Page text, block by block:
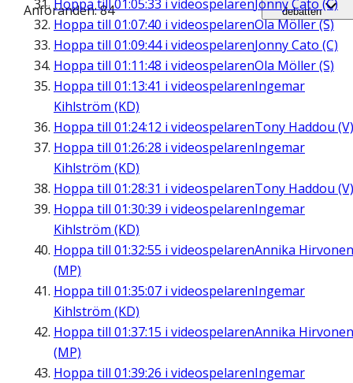
Hoppa till01:05:33 i videospelarenJonny Cato (C)
Hoppa till 01:07:40 i videospelarenOla Möller (S)
Hoppa till 01:09:44i videospelarenJonny Cato (C)
Hoppa till 01:11:48 i videospelarenOla Möller (S)
Hoppa till 01:13:41 i videospelarenIngemar
Kihlström (KD)
Hoppa till 01:24:12 i videospelarenTony Haddou (V)
Hoppa till 01:26:28 i videospelarenIngemar
Kihlström (KD)
Hoppa till 01:28:31 i videospelarenTony Haddou (V)
Hoppa till 01:30:39 i videospelarenIngemar
Kihlström (KD)
Hoppa till 01:32:55 i videospelarenAnnika Hirvonen
(MP)
Hoppa till 01:35:07 i videospelarenIngemar
Kihlström (KD)
Hoppa till 01:37:15 i videospelarenAnnika Hirvonen
(MP)
Hoppa till 01:39:26 i videospelarenIngemar
Anföranden: 84
debatten